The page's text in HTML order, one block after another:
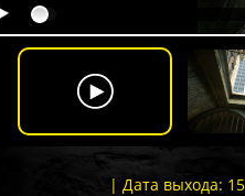
| Дата выхода: